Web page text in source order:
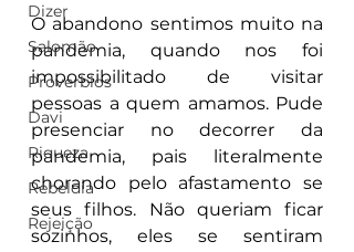
Dizer
Salomão
Proverbios
Davi
Riqueza
Rebeldia
Rejeição
O abandono sentimos muito na
pandemia, quando nos foi
impossibilitado de visitar
pessoas a quem amamos. Pude
presenciar no decorrer da
pandemia, pais literalmente
chorando pelo afastamento se
seus filhos. Não queriam ficar
sozinhos, eles se sentiram